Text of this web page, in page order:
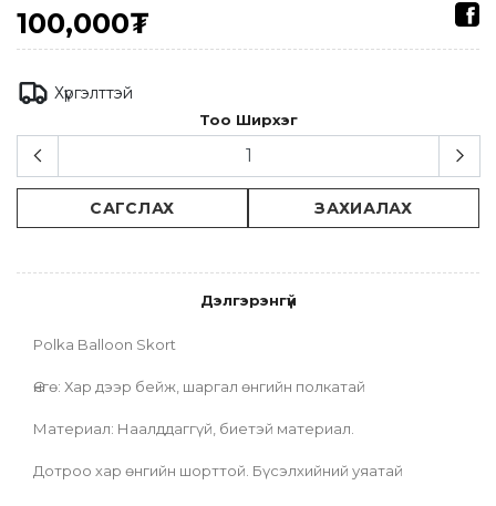
100,000₮
Хүргэлттэй
Тоо Ширхэг
САГСЛАХ ЗАХИАЛАХ
Дэлгэрэнгүй
Polka Balloon Skort
Өнгө: Хар дээр бейж, шаргал өнгийн полкатай
Материал: Наалддаггүй, биетэй материал.
Дотроо хар өнгийн шорттой. Бүсэлхийний уяатай